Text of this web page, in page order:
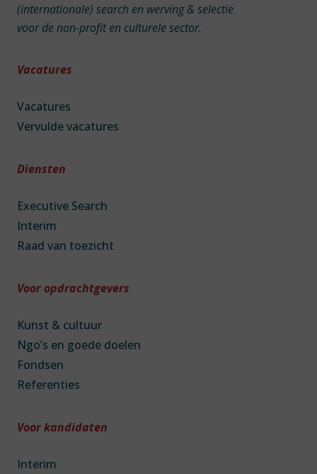
(internationale) search en werving & selectie
voor de non-profit en culturele sector.
Vacatures
Vacatures
Vervulde vacatures
Diensten
Executive Search
Interim
Raad van toezicht
Voor opdrachtgevers
Kunst & cultuur
Ngo’s en goede doelen
Fondsen
Referenties
Voor kandidaten
Interim